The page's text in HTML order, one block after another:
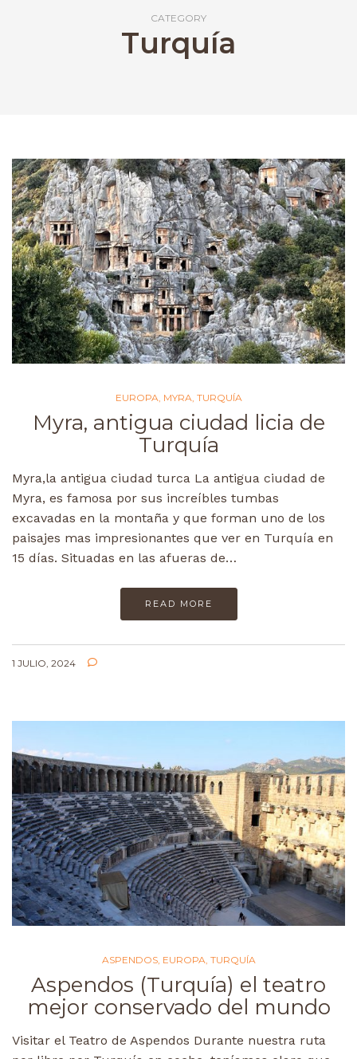
CATEGORY
Turquía
EUROPA MYRA TURQUÍA
Myra, antigua ciudad licia de
Turquía
Myra,la antigua ciudad turca La antigua ciudad de
Myra, es famosa por sus increíbles tumbas
excavadas en la montaña y que forman uno de los
paisajes mas impresionantes que ver en Turquía en
15 días. Situadas en las afueras de…
READ MORE
1 JULIO, 2024
ASPENDOS, EUROPA TURQUÍA
Aspendos (Turquía) el teatro
mejor conservado del mundo
Visitar el Teatro de Aspendos Durante nuestra ruta